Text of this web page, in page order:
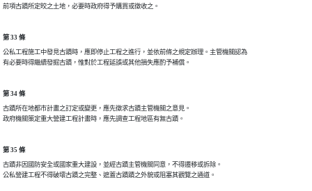
第 33 條
公私工程施工中發見古蹟時，應即停止工程之進行，並依前條之規定辦理。主管機關認為
第 34 條
古蹟所在地都市計畫之訂定或變更，應先徵求古蹟主管機關之意見。
第 35 條
古蹟非因國防安全或國家重大建設，並經古蹟主管機關同意，不得遷移或拆除。